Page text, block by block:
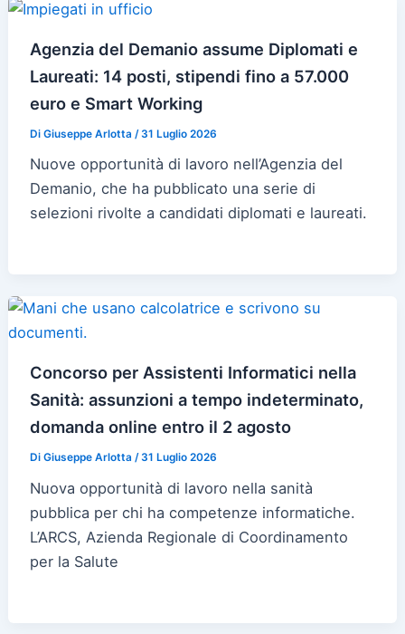
Agenzia del Demanio assume Diplomati e
Laureati: 14 posti, stipendi fino a 57.000
euro e Smart Working
DiGiuseppe Arlotta /31 Luglio 2026
Nuove opportunità di lavoro nell’Agenzia del
Demanio, che ha pubblicato una serie di
selezioni rivolte a candidati diplomati e laureati.
Concorso per Assistenti Informatici nella
Sanità: assunzioni a tempo indeterminato,
domanda online entro il 2 agosto
DiGiuseppe Arlotta/31 Luglio 2026
Nuova opportunità di lavoro nella sanità
pubblica per chi ha competenze informatiche.
L’ARCS, Azienda Regionale di Coordinamento
per la Salute